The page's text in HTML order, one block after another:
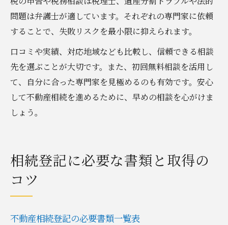
問題は弁護士が適しています。それぞれの専門家に依頼
することで、失敗リスクを最小限に抑えられます。
口コミや実績、対応地域なども比較し、信頼できる相談
先を選ぶことが大切です。また、初回無料相談を活用し
て、自分に合った専門家を見極めるのも有効です。安心
して不動産相続を進めるために、早めの相談を心がけま
しょう。
相続登記に必要な書類と取得の
コツ
不動産相続登記の必要書類一覧表